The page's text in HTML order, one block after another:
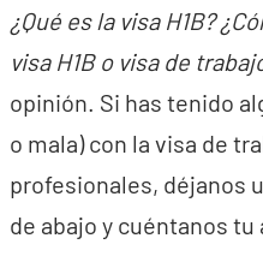
¿Qué es la visa H1B?
visa H1B o visa de
opinión. Si has tenido
o mala) con la visa de
profesionales, déjanos
de abajo y cuéntanos tu